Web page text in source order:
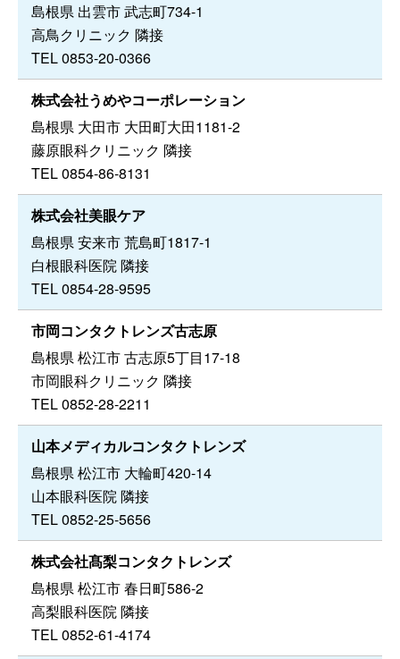
島根県 出雲市 武志町734-1
高鳥クリニック 隣接
TEL 0853-20-0366
株式会社うめやコーポレーション
島根県 大田市 大田町大田1181-2
藤原眼科クリニック 隣接
TEL 0854-86-8131
株式会社美眼ケア
島根県 安来市 荒島町1817-1
白根眼科医院 隣接
TEL 0854-28-9595
市岡コンタクトレンズ古志原
島根県 松江市 古志原5丁目17-18
市岡眼科クリニック 隣接
TEL 0852-28-2211
山本メディカルコンタクトレンズ
島根県 松江市 大輪町420-14
山本眼科医院 隣接
TEL 0852-25-5656
株式会社髙梨コンタクトレンズ
島根県 松江市 春日町586-2
高梨眼科医院 隣接
TEL 0852-61-4174